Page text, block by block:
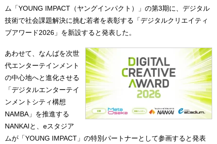
ム「YOUNG IMPACT（ヤングインパクト）」の第3期に、デジタル
技術で社会課題解決に挑む若者を表彰する「デジタルクリエイティ
ブアワード2026」を新設すると発表した。
あわせて、なんばを次世
代エンターテインメント
の中心地へと進化させる
「デジタルエンターテイ
ンメントシティ構想
NAMBA」を推進する
NANKAIと、eスタジア
ムが「YOUNG IMPACT」の特別パートナーとして参画すると発表